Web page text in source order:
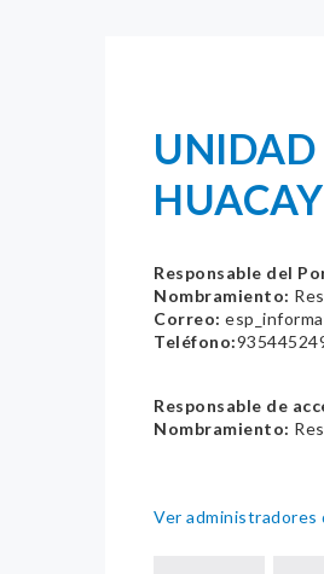
UNIDAD
Responsable del
Nombramiento:
Correo:
Teléfono:
Responsable de
Nombramiento:
Ver administradores